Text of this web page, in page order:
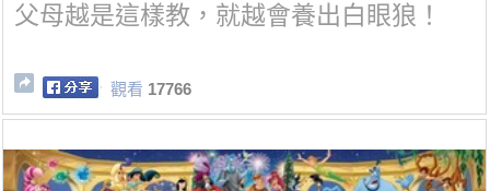
父母越是這樣教，就越會養出白眼狼！
觀看 17766